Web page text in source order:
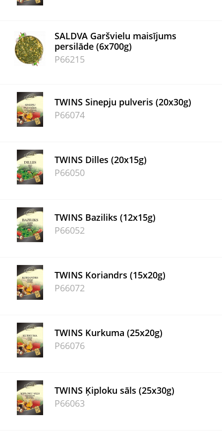
SALDVA Garšvielu maisījums
persilāde (6x700g)
P66215
TWINS Sinepju pulveris (20x30g)
P66074
TWINS Dilles (20x15g)
P66050
TWINS Baziliks (12x15g)
P66052
TWINS Koriandrs (15x20g)
P66072
TWINS Kurkuma (25x20g)
P66076
TWINS Ķiploku sāls (25x30g)
P66063